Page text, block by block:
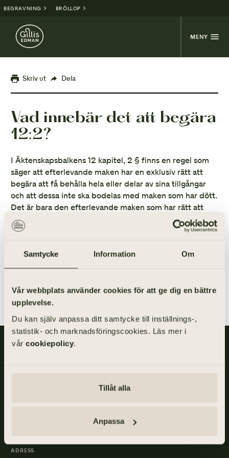
Samtycke Information Om
Vår webbplats använder cookies för att ge dig en bättre
upplevelse.
Du kan själv anpassa ditt samtycke till inställnings-,
statistik- och marknadsföringscookies. Läs mer i
vår cookiepolicy.
Tillåt alla
Anpassa
BEGRAVNING BRÖLLOP
MENY
Skriv ut Dela
Vad innebär det att begära
12:2?
I Äktenskapsbalkens 12 kapitel, 2 § finns en regel som
säger att efterlevande maken har en exklusiv rätt att
begära att få behålla hela eller delar av sina tillgångar
och att dessa inte ska bodelas med maken som har dött.
Det är bara den efterlevande maken som har rätt att
framställa en sådan begäran. Arvingar får inte göra det. I
praktiken brukar det vara vanligast att begära 12:2 om
förhållandet och att de båda makarna inte har samma
arvingar.
Gillis Edman är en av Sveriges mest anlitade begravningsbyråer.
ADRESS